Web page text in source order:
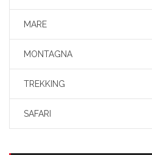
MARE
MONTAGNA
TREKKING
SAFARI